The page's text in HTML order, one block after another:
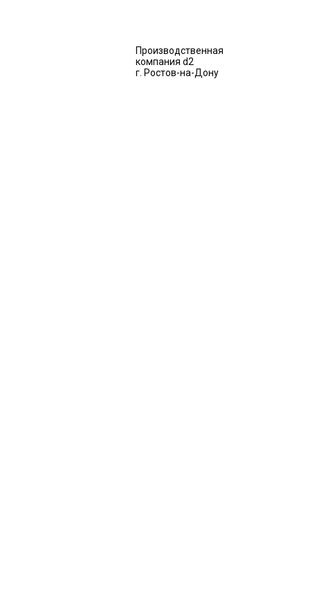
Производственная
компания d2
г. Ростов-на-Дону